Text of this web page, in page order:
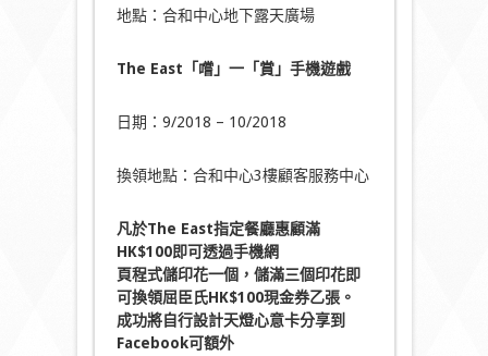
地點：合和中心地下露天廣場
The East「嚐」一「賞」手機遊戲
日期：9/2018 – 10/2018
換領地點：合和中心3樓顧客服務中心
凡於The East指定餐廳惠顧滿
HK$100即可透過手機網
頁程式儲印花一個，儲滿三個印花即
可換領屈臣氏HK$100現金券乙張。
成功將自行設計天燈心意卡分享到
Facebook可額外